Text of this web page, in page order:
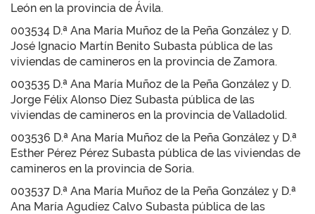
León en la provincia de Ávila.
003534 D.ª Ana María Muñoz de la Peña González y D.
José Ignacio Martín Benito Subasta pública de las
viviendas de camineros en la provincia de Zamora.
003535 D.ª Ana María Muñoz de la Peña González y D.
Jorge Félix Alonso Díez Subasta pública de las
viviendas de camineros en la provincia de Valladolid.
003536 D.ª Ana María Muñoz de la Peña González y D.ª
Esther Pérez Pérez Subasta pública de las viviendas de
camineros en la provincia de Soria.
003537 D.ª Ana María Muñoz de la Peña González y D.ª
Ana María Agudíez Calvo Subasta pública de las